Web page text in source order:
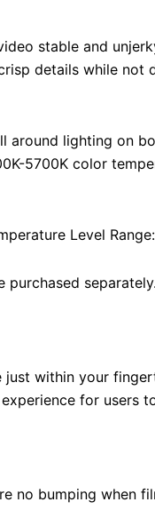
stable and
details while not
lighting on
5700K color
Level
purchased
within your
for users
no bumping when